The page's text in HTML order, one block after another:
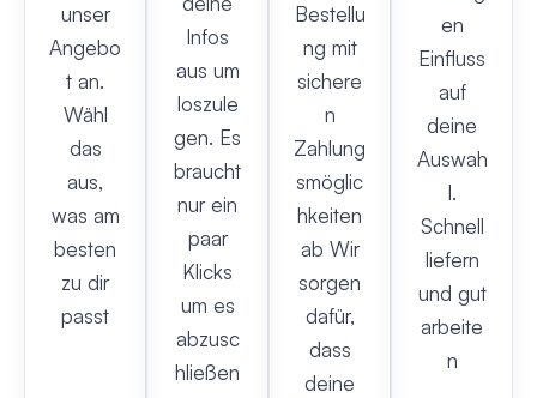
unser
Angebo
t an.
Wähl
das
aus,
was am
besten
zu dir
passt
Infos
aus um
loszule
gen. Es
braucht
nur ein
paar
Klicks
um es
abzusc
hließen
Bestellu
ng mit
sichere
n
Zahlung
smöglic
hkeiten
ab Wir
sorgen
dafür,
dass
deine
en
Einfluss
auf
deine
Auswah
l.
Schnell
liefern
und gut
arbeite
n